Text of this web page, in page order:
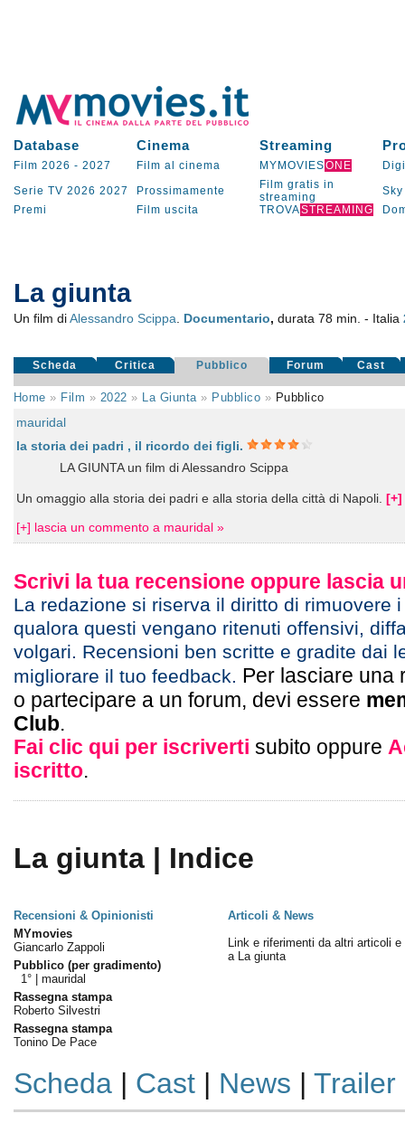
Database Cinema Streaming
Film 2026 - 2027 Film al cinema MYMOVIESONE
Serie TV 2026 2027 Prossimamente
Film gratis in
streaming
Sky
Premi
Film uscita TROVASTREAMING
La giunta
Un film diAlessandro Scippa Documentario, durata 78 min. - Italia
Scheda Critica Pubblico Forum Cast
Home » Film » 2022 » La Giunta» Pubblico » Pubblico
mauridal
la storia dei padri , il ricordo dei figli.
LA GIUNTA un film di Alessandro Scippa
Un omaggio alla storia dei padri e alla storia della città di Napoli. [+]
[+] lascia un commento a mauridal »
Scrivi la tua recensione oppure lascia
La redazione si riserva il diritto di rimuovere
qualora questi vengano ritenuti offensivi,
volgari. Recensioni ben scritte e gradite dai
migliorare il tuo feedback. Per lasciare una
o partecipare a un forum, devi essere
Club.
Fai clic qui per iscriverti subito oppure
iscritto.
La giunta | Indice
Recensioni & Opinionisti
Articoli & News
MYmovies
Giancarlo Zappoli
Pubblico (per gradimento)
1° | mauridal
Rassegna stampa
Roberto Silvestri
Rassegna stampa
Tonino De Pace
Link e riferimenti da altri articoli e
a La giunta
Scheda| Cast| News | Trailer